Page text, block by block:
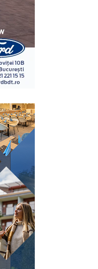
o opțiune potrivită
unei nevoi
însoțit de un plan
contractului,
de finanțare, a
contractuale, pentru
financiare
reprezenta o soluție
urma unei analize
nevoi reale, pe
va explica în mod
evaluarea
și condițiile
fie luată în
încă de la
neînțelegeri și
soluții